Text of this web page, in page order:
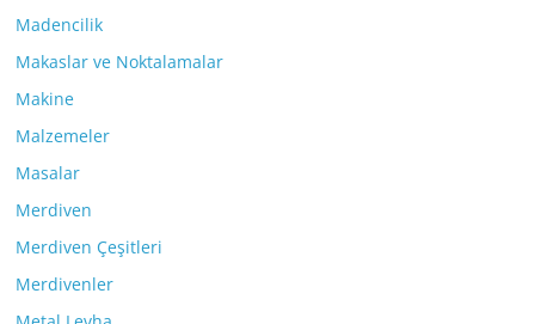
Madencilik
Makaslar ve Noktalamalar
Makine
Malzemeler
Masalar
Merdiven
Merdiven Çeşitleri
Merdivenler